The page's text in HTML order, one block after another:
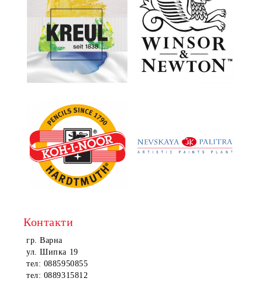
Контакти
гр. Варна
ул. Шипка 19
тел: 0885950855
тел: 0889315812